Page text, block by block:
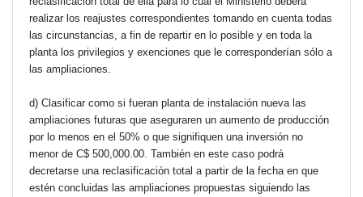
realizar los reajustes correspondientes tomando en cuenta todas
las circunstancias, a fin de repartir en lo posible y en toda la
planta los privilegios y exenciones que le corresponderían sólo a
las ampliaciones.
d) Clasificar como si fueran planta de instalación nueva las
ampliaciones futuras que aseguraren un aumento de producción
por lo menos en el 50% o que signifiquen una inversión no
menor de C$ 500,000.00. También en este caso podrá
decretarse una reclasificación total a partir de la fecha en que
estén concluidas las ampliaciones propuestas siguiendo las